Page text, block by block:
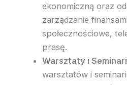
ekonomiczną oraz
zarządzanie
społecznościowe,
prasę.
Warsztaty i
warsztatów i